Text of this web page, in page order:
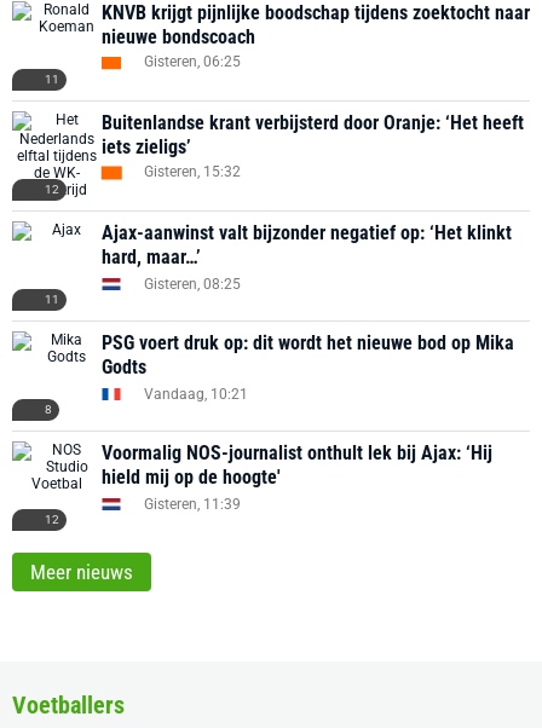
11
KNVB krijgt pijnlijke boodschap tijdens zoektocht naar
nieuwe bondscoach
Gisteren, 06:25
12
Buitenlandse krant verbijsterd door Oranje: ‘Het heeft
iets zieligs’
Gisteren, 15:32
11
Ajax-aanwinst valt bijzonder negatief op: ‘Het klinkt
hard, maar…’
Gisteren, 08:25
8
PSG voert druk op: dit wordt het nieuwe bod op Mika
Godts
Vandaag, 10:21
12
Voormalig NOS-journalist onthult lek bij Ajax: ‘Hij
hield mij op de hoogte'
Gisteren, 11:39
Meer nieuws
Voetballers